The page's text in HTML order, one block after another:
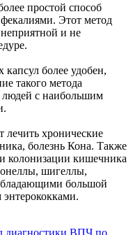
простой способ
Этот метод
и не
более удобен,
такого метода
людей с наибольшим
хронические
болезнь Кона. Также
колонизации кишечника
шигеллы,
большой
диагностики ВПЧ по